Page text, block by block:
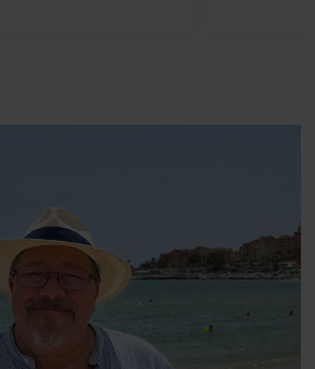
frygten for
og den
at give slip
på.